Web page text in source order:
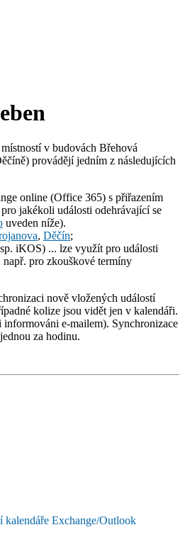
v budovách Břehová
provádějí jedním z následujících
online (Office 365) s přiřazením
jakékoli události odehrávající se
uveden níže).
, Děčín;
iKOS) ... lze využít pro události
např. pro zkouškové termíny
nově vložených událostí
kolize jsou vidět jen v kalendáři.
e-mailem). Synchronizace
za hodinu.
kalendáře Exchange/Outlook